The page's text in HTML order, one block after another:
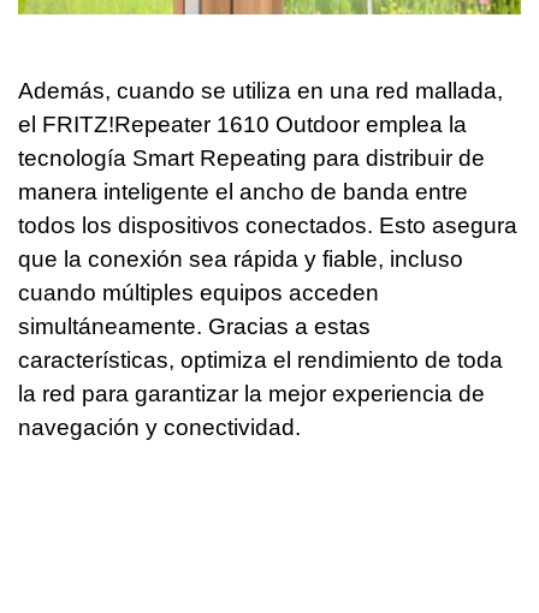
Además, cuando se utiliza en una red mallada,
el FRITZ!Repeater 1610 Outdoor emplea la
tecnología Smart Repeating para distribuir de
manera inteligente el ancho de banda entre
todos los dispositivos conectados. Esto asegura
que la conexión sea rápida y fiable, incluso
cuando múltiples equipos acceden
simultáneamente. Gracias a estas
características, optimiza el rendimiento de toda
la red para garantizar la mejor experiencia de
navegación y conectividad.